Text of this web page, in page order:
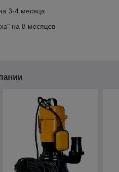
3-4 месяца
на 8 месяцев